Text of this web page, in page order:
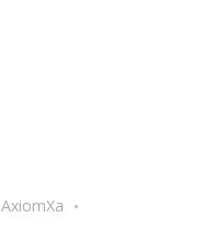
AxiomXa